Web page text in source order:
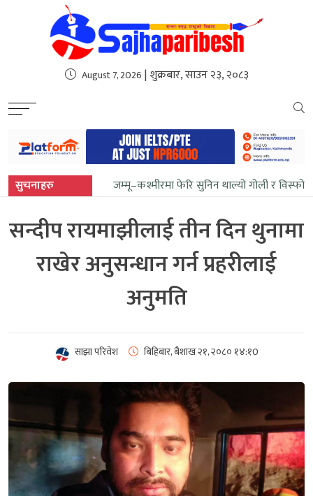
sweet bonanza
August 7, 2026 | शुक्रबार, साउन २३, २०८३
सुचनाहरु जम्मू–कश्मीरमा फेरि सुनिन थाल्यो गोली र
सन्दीप रायमाझीलाई तीन दिन थुनामा
राखेर अनुसन्धान गर्न प्रहरीलाई
अनुमति
साझा परिवेश बिहिबार, बैशाख २१, २०८० १४:१0